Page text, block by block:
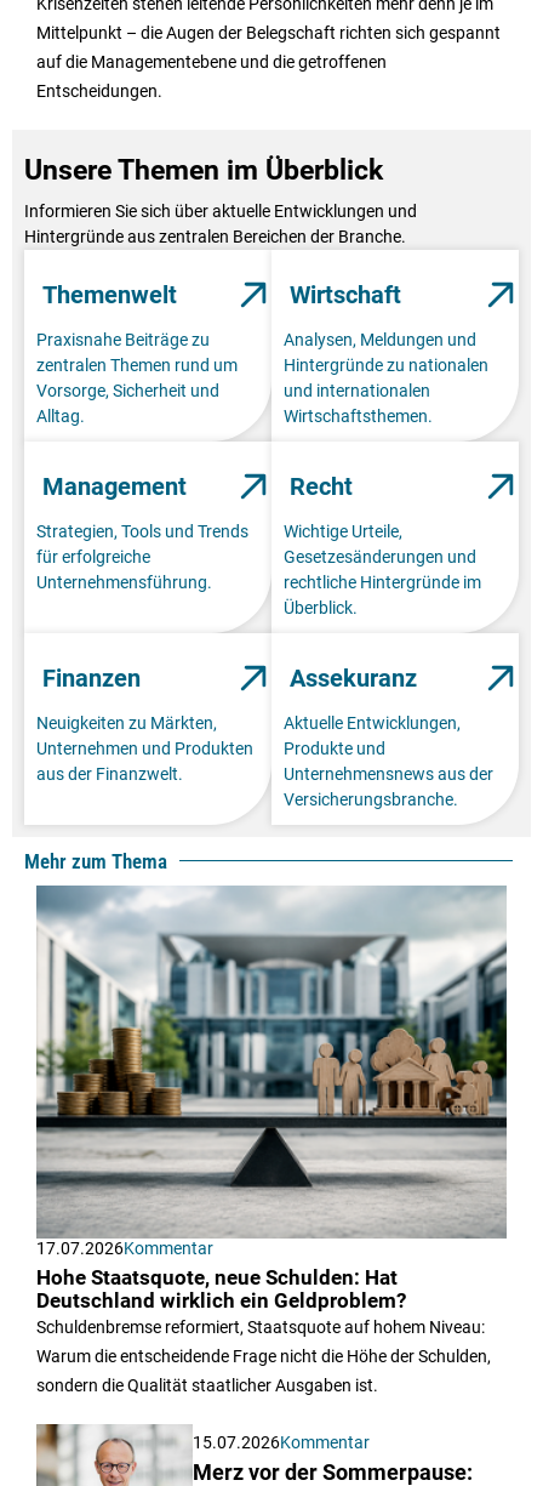
Mittelpunkt – die Augen der Belegschaft richten sich gespannt
auf die Managementebene und die getroffenen
Entscheidungen.
Unsere Themen im Überblick
Informieren Sie sich über aktuelle Entwicklungen und
Hintergründe aus zentralen Bereichen der Branche.
Themenwelt
Praxisnahe Beiträge zu
zentralen Themen rund um
Vorsorge, Sicherheit und
Alltag.
Wirtschaft
Analysen, Meldungen und
Hintergründe zu nationalen
und internationalen
Wirtschaftsthemen.
Management
Strategien, Tools und Trends
für erfolgreiche
Unternehmensführung.
Recht
Wichtige Urteile,
Gesetzesänderungen und
rechtliche Hintergründe im
Überblick.
Finanzen
Neuigkeiten zu Märkten,
Unternehmen und Produkten
aus der Finanzwelt.
Assekuranz
Aktuelle Entwicklungen,
Produkte und
Unternehmensnews aus der
Versicherungsbranche.
Mehr zum Thema
17.07.2026Kommentar
Hohe Staatsquote, neue Schulden: Hat
Deutschland wirklich ein Geldproblem?
Schuldenbremse reformiert, Staatsquote auf hohem Niveau:
Warum die entscheidende Frage nicht die Höhe der Schulden,
sondern die Qualität staatlicher Ausgaben ist.
15.07.2026Kommentar
Merz vor der Sommerpause: